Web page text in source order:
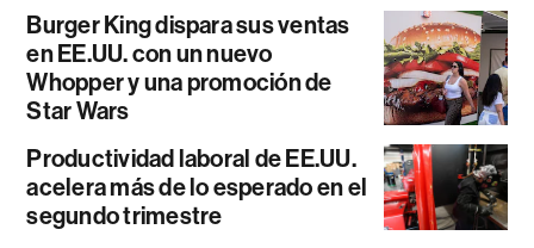
Burger King dispara sus ventas
en EE.UU. con un nuevo
Whopper y una promoción de
Star Wars
Productividad laboral de EE.UU.
acelera más de lo esperado en el
segundo trimestre